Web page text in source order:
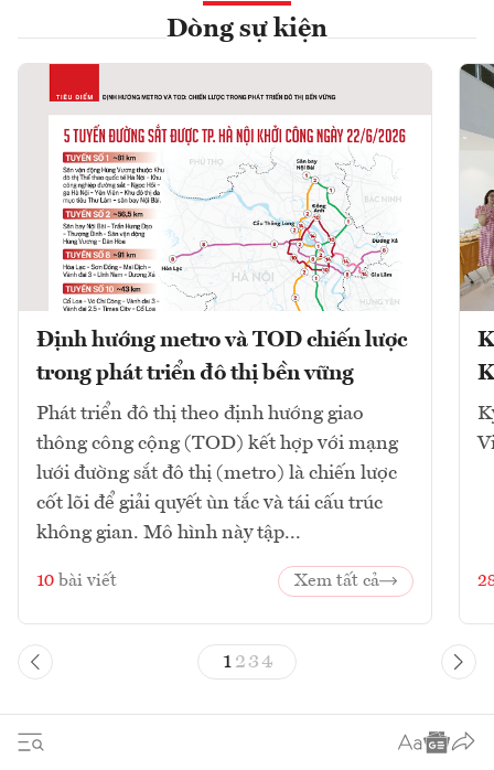
Dòng sự kiện
Định hướng metro và TOD chiến lược
trong phát triển đô thị bền vững
Phát triển đô thị theo định hướng giao
thông công cộng (TOD) kết hợp với mạng
lưới đường sắt đô thị (metro) là chiến lược
cốt lõi để giải quyết ùn tắc và tái cấu trúc
không gian. Mô hình này tập...
10 bài viết Xem tất cả
1 23 4